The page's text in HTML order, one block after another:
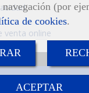
(por
de cookies.
ACEPTAR
venta online